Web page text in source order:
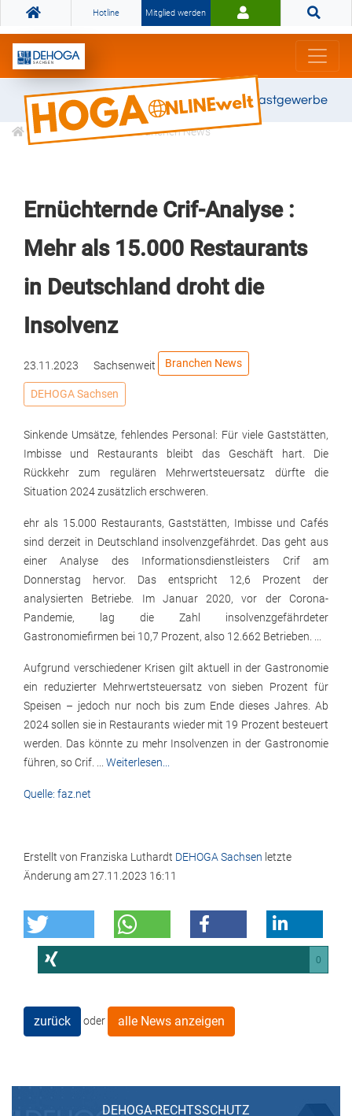
Hotline Mitglied werden
Gemeinsam stark für das Gastgewerbe
Informationen Branchen News
Ernüchternde Crif-Analyse :
Mehr als 15.000 Restaurants
in Deutschland droht die
Insolvenz
23.11.2023 Sachsenweit Branchen News
DEHOGA Sachsen
Sinkende Umsätze, fehlendes Personal: Für viele Gaststätten,
Imbisse und Restaurants bleibt das Geschäft hart. Die
Rückkehr zum regulären Mehrwertsteuersatz dürfte die
Situation 2024 zusätzlich erschweren.
ehr als 15.000 Restaurants, Gaststätten, Imbisse und Cafés
sind derzeit in Deutschland insolvenzgefährdet. Das geht aus
einer Analyse des Informationsdienstleisters Crif am
Donnerstag hervor. Das entspricht 12,6 Prozent der
analysierten Betriebe. Im Januar 2020, vor der Corona-
Pandemie, lag die Zahl insolvenzgefährdeter
Gastronomiefirmen bei 10,7 Prozent, also 12.662 Betrieben. ...
Aufgrund verschiedener Krisen gilt aktuell in der Gastronomie
ein reduzierter Mehrwertsteuersatz von sieben Prozent für
Speisen – jedoch nur noch bis zum Ende dieses Jahres. Ab
2024 sollen sie in Restaurants wieder mit 19 Prozent besteuert
werden. Das könnte zu mehr Insolvenzen in der Gastronomie
führen, so Crif. ... Weiterlesen...
Quelle: faz.net
Erstellt von Franziska Luthardt DEHOGA Sachsen letzte
Änderung am27.11.2023 16:11
0
zurück oder alle News anzeigen
DEHOGA-RECHTSSCHUTZ